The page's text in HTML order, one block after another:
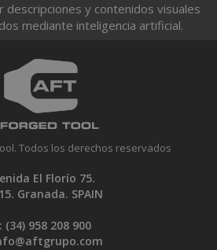
descripciones y contenidos visuales
mediante inteligencia artificial.
Todos los derechos reservados
El Florío 75.
Granada. SPAIN
(34) 958 208 900